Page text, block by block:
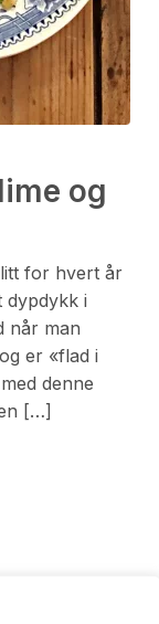
og
for hvert år
dypdykk i
når man
er «flad i
denne
[…]